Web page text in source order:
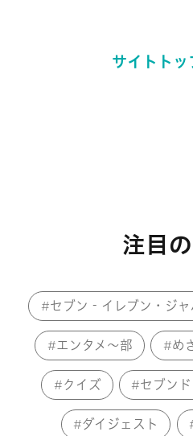
サイトトッ
注目
セブン‐イレブン・ジャ
エンタメ～部 め
クイズ セブン
ダイジェスト